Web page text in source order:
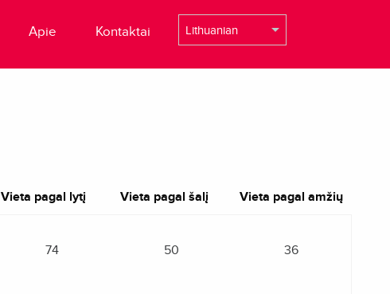
Apie Kontaktai
Vieta pagal lytį Vieta pagal šalį Vieta pagal amžių
74 50 36